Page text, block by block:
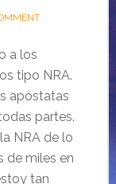
a los
tipo NRA.
apóstatas
partes.
NRA de lo
de miles en
tan